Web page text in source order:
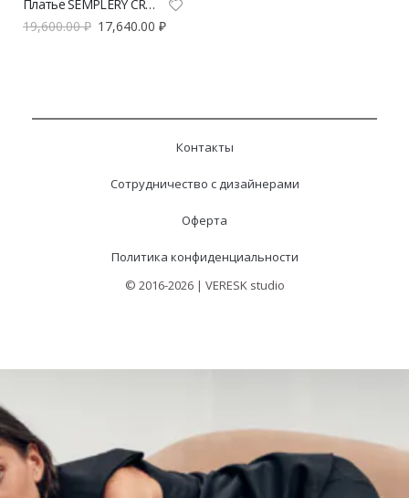
Платье SEMPLERY CRUELLA из вискозы в горох | VERESK studio
19,600.00₽ 17,640.00 ₽
Контакты
Сотрудничество с дизайнерами
Оферта
Политика конфиденциальности
© 2016-2026 | VERESK studio